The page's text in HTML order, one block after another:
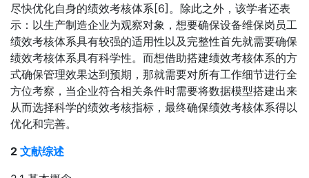
尽快优化自身的绩效考核体系[6]。除此之外，该学者还表
示：以生产制造企业为观察对象，想要确保设备维保岗员工
绩效考核体系具有较强的适用性以及完整性首先就需要确保
绩效考核体系具有科学性。而想借助搭建绩效考核体系的方
式确保管理效果达到预期，那就需要对所有工作细节进行全
方位考察，当企业符合相关条件时需要将数据模型搭建出来
从而选择科学的绩效考核指标，最终确保绩效考核体系得以
优化和完善。
2 文献综述